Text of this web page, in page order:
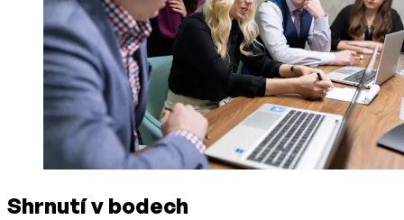
Shrnutí v bodech